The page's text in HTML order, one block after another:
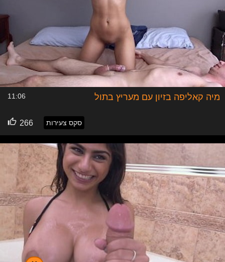
מיה קאליפה בזיון עם מעריץ בתול 11:06
סקס צעירות 266